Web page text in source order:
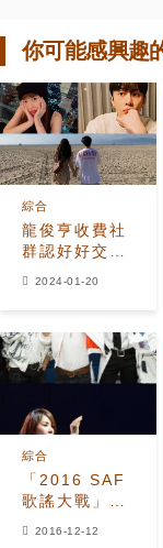
你可能感興趣
龍俊亨收費社
群認好好交往
中！泫雅戀情
Hani 相繼退
追 IG
綜合
2024-01-20
「2016 SAF
歌謠大戰」第
一輪陣容公開
綜合
2016-12-12